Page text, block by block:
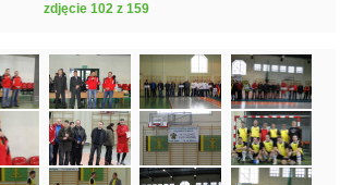
zdjęcie 102 z 159